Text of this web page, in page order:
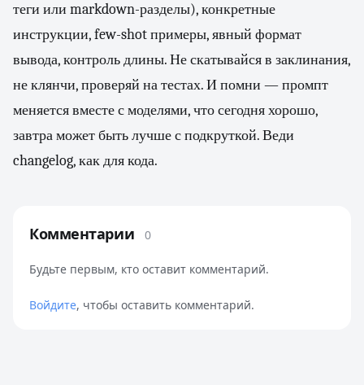
теги или markdown-разделы), конкретные
инструкции, few-shot примеры, явный формат
вывода, контроль длины. Не скатывайся в заклинания,
не клянчи, проверяй на тестах. И помни — промпт
меняется вместе с моделями, что сегодня хорошо,
завтра может быть лучше с подкруткой. Веди
changelog, как для кода.
Комментарии 0
Будьте первым, кто оставит комментарий.
Войдите, чтобы оставить комментарий.